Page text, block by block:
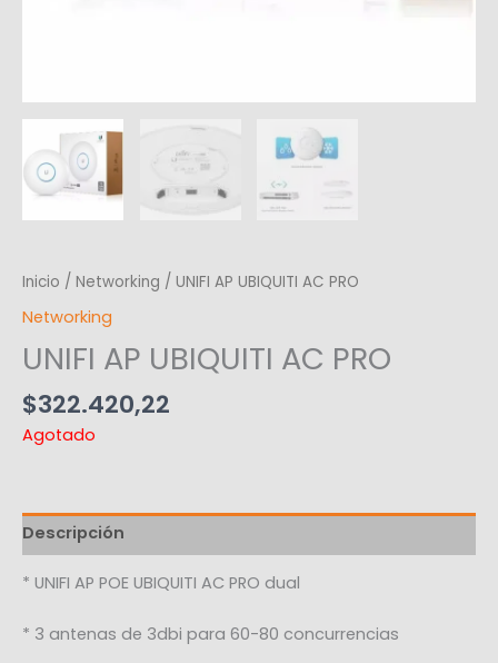
Inicio / Networking / UNIFI AP UBIQUITI AC PRO
Networking
UNIFI AP UBIQUITI AC PRO
$322.420,22
Agotado
Descripción
* UNIFI AP POE UBIQUITI AC PRO dual
* 3 antenas de 3dbi para 60-80 concurrencias